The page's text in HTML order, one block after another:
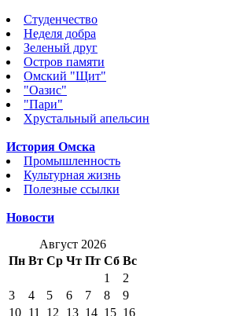
Студенчество
Неделя добра
Зеленый друг
Остров памяти
Омский "Щит"
"Оазис"
"Пари"
Хрустальный апельсин
История Омска
Промышленность
Культурная жизнь
Полезные ссылки
Новости
Август 2026
Пн Вт Ср Чт Пт Сб Вс
1
2
3
4 5 6 7 8
9
10 11 12 13 14 15 16